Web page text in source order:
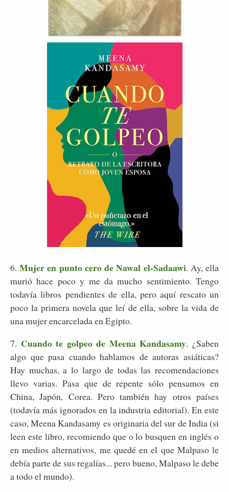
6.Mujer en punto cero de Nawal el-Sadaawi. Ay, ella
murió hace poco y me da mucho sentimiento. Tengo
todavía libros pendientes de ella, pero aquí rescato un
poco la primera novela que leí de ella, sobre la vida de
una mujer encarcelada en Egipto.
7. Cuando te golpeo de Meena Kandasamy. ¿Saben
algo que pasa cuando hablamos de autoras asiáticas?
Hay muchas, a lo largo de todas las recomendaciones
llevo varias. Pasa que de repente sólo pensamos en
China, Japón, Corea. Pero también hay otros países
(todavía más ignorados en la industria editorial). En este
caso, Meena Kandasamy es originaria del sur de India (si
leen este libro, recomiendo que o lo busquen en inglés o
en medios alternativos, me quedé en el que Malpaso le
debía parte de sus regalías... pero bueno, Malpaso le debe
a todo el mundo).